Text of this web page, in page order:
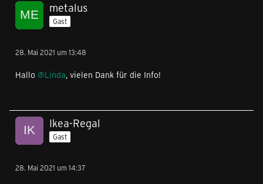
metalus
Gast
28. Mai 2021 um 13:48
Hallo @Linda, vielen Dank für die Info!
Ikea-Regal
Gast
28. Mai 2021 um 14:37